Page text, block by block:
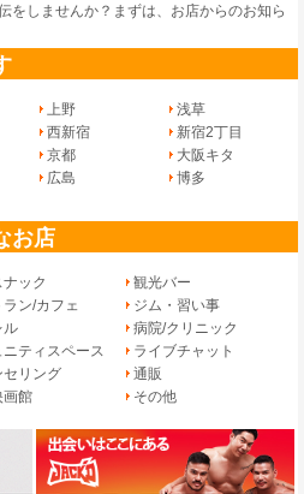
をしませんか？まずは、 お店からのお知ら
上野
浅草
西新宿
新宿2丁目
京都
大阪キタ
広島
博多
お店
ック
観光バー
ラン/カフェ
ジム・習い事
ル
病院/クリニック
ニティスペース
ライブチャット
セリング
通販
画館 その他